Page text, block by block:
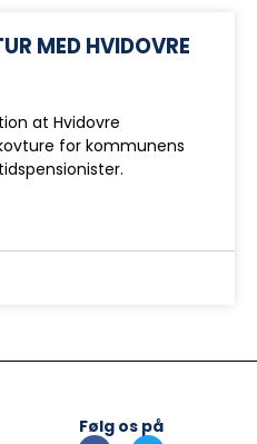
MED HVIDOVRE
at Hvidovre
for kommunens
Følg os på